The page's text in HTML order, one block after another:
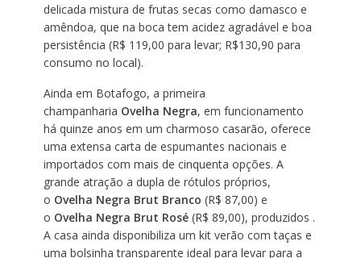
delicada mistura de frutas secas como damasco e
amêndoa, que na boca tem acidez agradável e boa
persistência (R$ 119,00 para levar; R$130,90 para
consumo no local).
Ainda em Botafogo, a primeira
champanharia Ovelha Negra, em funcionamento
há quinze anos em um charmoso casarão, oferece
uma extensa carta de espumantes nacionais e
importados com mais de cinquenta opções. A
grande atração a dupla de rótulos próprios,
o Ovelha Negra Brut Branco (R$ 87,00) e
o Ovelha Negra Brut Rosé(R$ 89,00), produzidos .
A casa ainda disponibiliza um kit verão com taças e
uma bolsinha transparente ideal para levar para a